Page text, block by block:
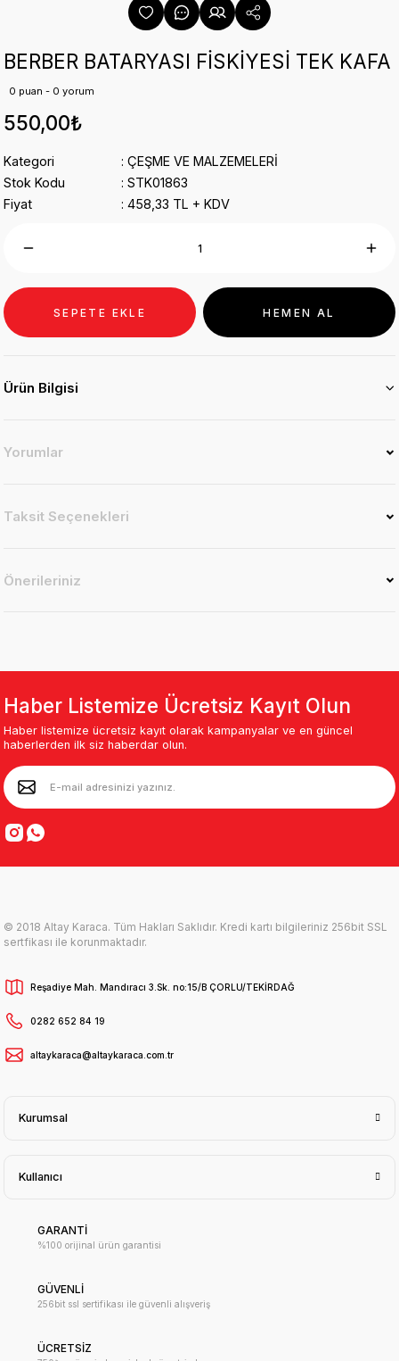
BERBER BATARYASI FİSKİYESİ TEK KAFA
0 puan - 0 yorum
550,00₺
Kategori
ÇEŞME VE MALZEMELERİ
Stok Kodu
STK01863
Fiyat
458,33 TL + KDV
SEPETE EKLE HEMEN AL
Ürün Bilgisi
Yorumlar
Taksit Seçenekleri
Önerileriniz
Haber Listemize Ücretsiz Kayıt Olun
Haber listemize ücretsiz kayıt olarak kampanyalar ve en güncel
haberlerden ilk siz haberdar olun.
© 2018 Altay Karaca. Tüm Hakları Saklıdır. Kredi kartı bilgileriniz 256bit SSL
sertfikası ile korunmaktadır.
Reşadiye Mah. Mandıracı 3.Sk. no:15/B ÇORLU/TEKİRDAĞ
0282 652 84 19
altaykaraca@altaykaraca.com.tr
Kurumsal
Kullanıcı
GARANTİ
%100 orijinal ürün garantisi
GÜVENLİ
256bit ssl sertifikası ile güvenli alışveriş
ÜCRETSİZ